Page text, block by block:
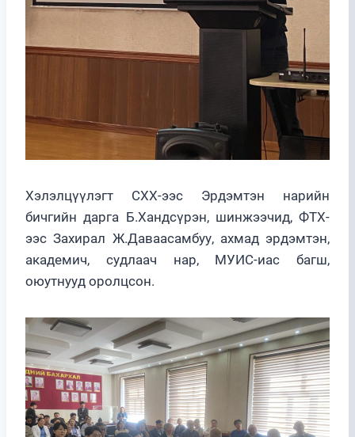
Хэлэлцүүлэгт СХХ-ээс Эрдэмтэн нарийн
бичгийн дарга Б.Хандсүрэн, шинжээчид, ФТХ-
ээс Захирал Ж.Даваасамбуу, ахмад эрдэмтэн,
академич, судлаач нар, МУИС-иас багш,
оюутнууд оролцсон.